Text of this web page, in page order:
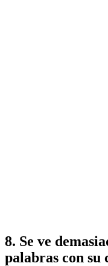
8. Se ve
palabras con su